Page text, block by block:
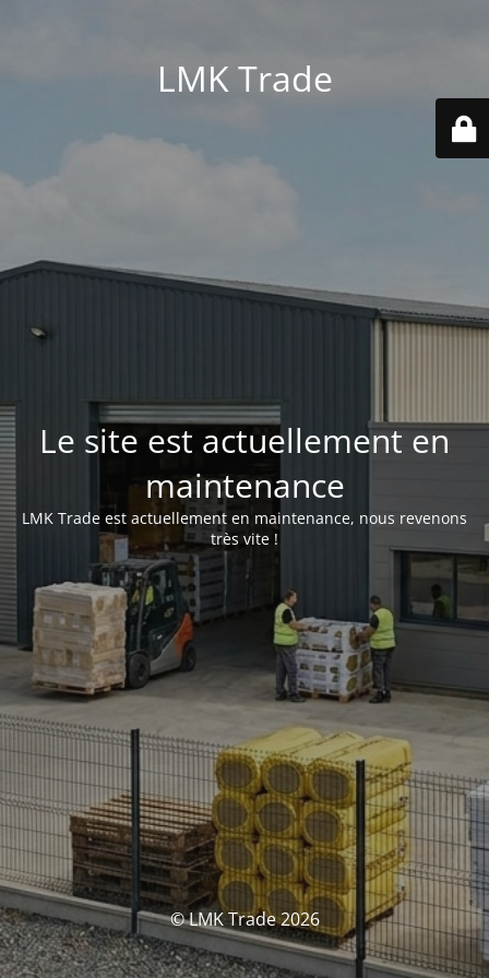
LMK Trade
Le site est actuellement en
maintenance
LMK Trade est actuellement en maintenance, nous revenons
très vite !
© LMK Trade 2026